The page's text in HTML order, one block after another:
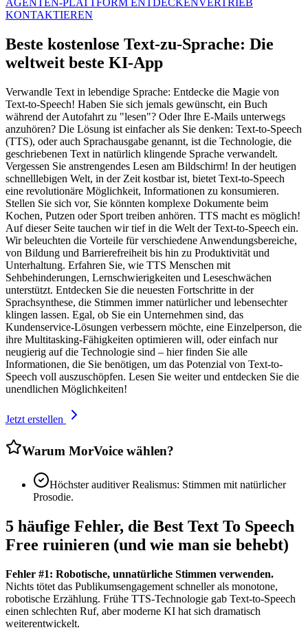
AGENTEN-PLATTFORM ENTDECKEN VERTRIEB
KONTAKTIEREN
Beste kostenlose Text-zu-Sprache: Die
weltweit beste KI-App
Verwandle Text in lebendige Sprache: Entdecke die Magie von
Text-to-Speech! Haben Sie sich jemals gewünscht, ein Buch
während der Autofahrt zu "lesen"? Oder Ihre E-Mails unterwegs
anzuhören? Die Lösung ist einfacher als Sie denken: Text-to-Speech
(TTS), oder auch Sprachausgabe genannt, ist die Technologie, die
geschriebenen Text in natürlich klingende Sprache verwandelt.
Vergessen Sie anstrengendes Lesen am Bildschirm! In der heutigen
schnelllebigen Welt, in der Zeit kostbar ist, bietet Text-to-Speech
eine revolutionäre Möglichkeit, Informationen zu konsumieren.
Stellen Sie sich vor, Sie könnten komplexe Dokumente beim
Kochen, Putzen oder Sport treiben anhören. TTS macht es möglich!
Auf dieser Seite tauchen wir tief in die Welt der Text-to-Speech ein.
Wir beleuchten die Vorteile für verschiedene Anwendungsbereiche,
von Bildung und Barrierefreiheit bis hin zu Produktivität und
Unterhaltung. Erfahren Sie, wie TTS Menschen mit
Sehbehinderungen, Lernschwierigkeiten und Leseschwächen
unterstützt. Entdecken Sie die neuesten Fortschritte in der
Sprachsynthese, die Stimmen immer natürlicher und lebensechter
klingen lassen. Egal, ob Sie ein Unternehmen sind, das
Kundenservice-Lösungen verbessern möchte, eine Einzelperson, die
ihre Multitasking-Fähigkeiten optimieren will, oder einfach nur
neugierig auf die Technologie sind – hier finden Sie alle
Informationen, die Sie benötigen, um das Potenzial von Text-to-
Speech voll auszuschöpfen. Lesen Sie weiter und entdecken Sie die
unendlichen Möglichkeiten!
Jetzt erstellen
Warum MorVoice wählen?
Höchster auditiver Realismus: Stimmen mit natürlicher
Prosodie.
5 häufige Fehler, die Best Text To Speech
Free ruinieren (und wie man sie behebt)
Fehler #1: Robotische, unnatürliche Stimmen verwenden.
Nichts tötet das Publikumsengagement schneller als monotone,
robotische Erzählung. Frühe TTS-Technologie gab Text-to-Speech
einen schlechten Ruf, aber moderne KI hat sich dramatisch
weiterentwickelt.